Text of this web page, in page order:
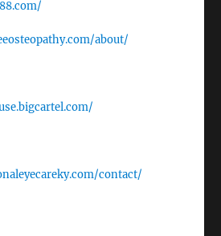
about/
contact/